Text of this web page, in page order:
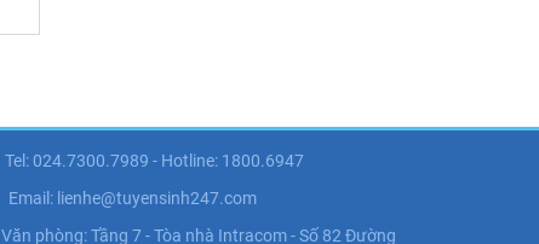
Tel: 024.7300.7989 - Hotline: 1800.6947
Email: lienhe@tuyensinh247.com
Văn phòng: Tầng 7 - Tòa nhà Intracom - Số 82 Đường